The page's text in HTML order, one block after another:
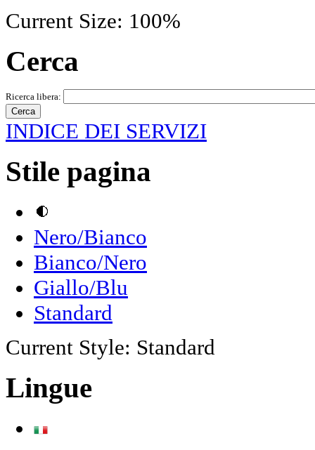
Current Size: 100%
Cerca
Ricerca libera:
INDICE DEI SERVIZI
Stile pagina
Nero/Bianco
Bianco/Nero
Giallo/Blu
Standard
Current Style: Standard
Lingue